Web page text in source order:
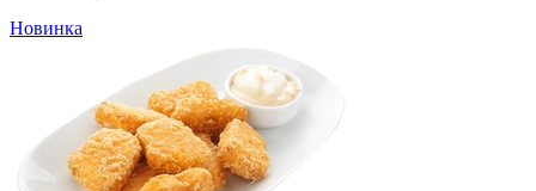
Новинка